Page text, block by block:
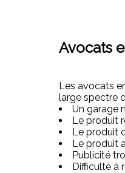
Avocats
Les avocats
large spectre
Un garage
Le produit
Le produit
Le produit
Publicité
Difficulté à